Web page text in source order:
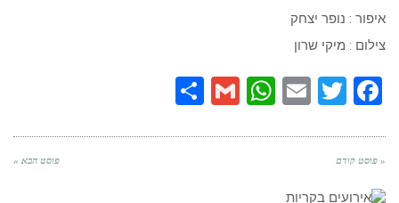
איפור : נופר יצחק
צילום : מיקי שרון
Facebook
Twitter
Email
WhatsApp
Gmail
« פוסט קודם פוסט הבא »